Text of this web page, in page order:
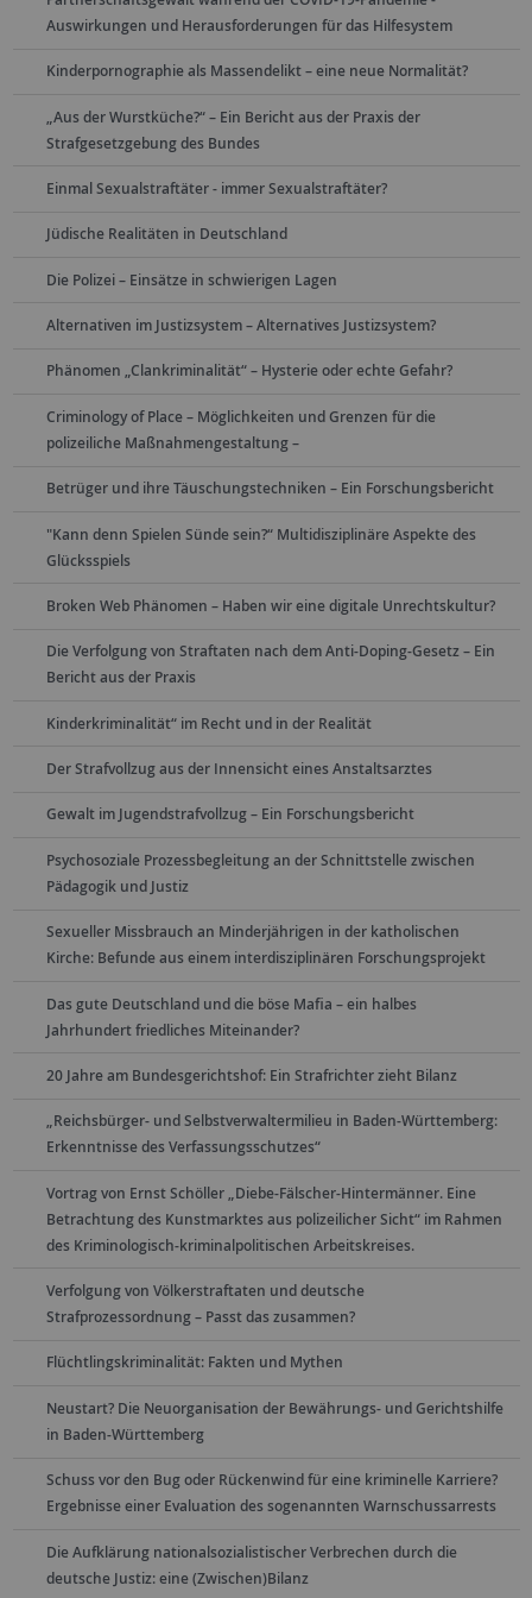
Auswirkungen und Herausforderungen für das Hilfesystem
Kinderpornographie als Massendelikt – eine neue Normalität?
„Aus der Wurstküche?“ – Ein Bericht aus der Praxis der
Strafgesetzgebung des Bundes
Einmal Sexualstraftäter - immer Sexualstraftäter?
Jüdische Realitäten in Deutschland
Die Polizei – Einsätze in schwierigen Lagen
Alternativen im Justizsystem – Alternatives Justizsystem?
Phänomen „Clankriminalität“ – Hysterie oder echte Gefahr?
Criminology of Place – Möglichkeiten und Grenzen für die
polizeiliche Maßnahmengestaltung –
Betrüger und ihre Täuschungstechniken – Ein Forschungsbericht
"Kann denn Spielen Sünde sein?“ Multidisziplinäre Aspekte des
Glücksspiels
Broken Web Phänomen – Haben wir eine digitale Unrechtskultur?
Die Verfolgung von Straftaten nach dem Anti-Doping-Gesetz – Ein
Bericht aus der Praxis
Kinderkriminalität“ im Recht und in der Realität
Der Strafvollzug aus der Innensicht eines Anstaltsarztes
Gewalt im Jugendstrafvollzug – Ein Forschungsbericht
Psychosoziale Prozessbegleitung an der Schnittstelle zwischen
Pädagogik und Justiz
Sexueller Missbrauch an Minderjährigen in der katholischen
Kirche: Befunde aus einem interdisziplinären Forschungsprojekt
Das gute Deutschland und die böse Mafia – ein halbes
Jahrhundert friedliches Miteinander?
20 Jahre am Bundesgerichtshof: Ein Strafrichter zieht Bilanz
„Reichsbürger- und Selbstverwaltermilieu in Baden-Württemberg:
Erkenntnisse des Verfassungsschutzes“
Vortrag von Ernst Schöller „Diebe-Fälscher-Hintermänner. Eine
Betrachtung des Kunstmarktes aus polizeilicher Sicht“ im Rahmen
des Kriminologisch-kriminalpolitischen Arbeitskreises.
Verfolgung von Völkerstraftaten und deutsche
Strafprozessordnung – Passt das zusammen?
Flüchtlingskriminalität: Fakten und Mythen
Neustart? Die Neuorganisation der Bewährungs- und Gerichtshilfe
in Baden-Württemberg
Schuss vor den Bug oder Rückenwind für eine kriminelle Karriere?
Ergebnisse einer Evaluation des sogenannten Warnschussarrests
Die Aufklärung nationalsozialistischer Verbrechen durch die
deutsche Justiz: eine (Zwischen)Bilanz